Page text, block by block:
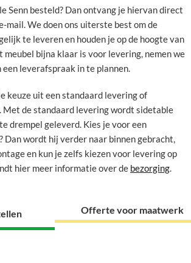
Senn besteld? Dan ontvang je hiervan direct
mail. We doen ons uiterste best om de
te leveren en houden je op de hoogte van
meubel bijna klaar is voor levering, nemen we
leverafspraak in te plannen.
keuze uit een standaard levering of
Met de standaard levering wordt sidetable
drempel geleverd. Kies je voor een
Dan wordt hij verder naar binnen gebracht,
en kun je zelfs kiezen voor levering op
hier meer informatie over de bezorging.
Offerte voor maatwerk